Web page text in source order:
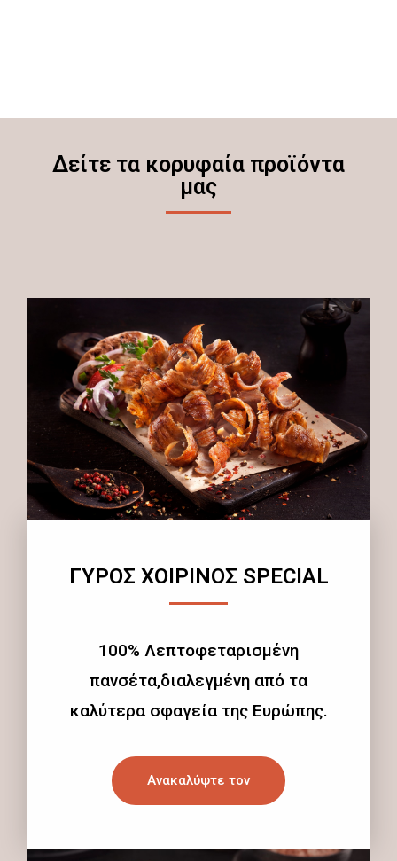
Δείτε τα κορυφαία προϊόντα
μας
ΓΥΡΟΣ ΧΟΙΡΙΝΟΣ SPECIAL
100% Λεπτοφεταρισμένη
πανσέτα,διαλεγμένη από τα
καλύτερα σφαγεία της Ευρώπης.
Ανακαλύψτε τον